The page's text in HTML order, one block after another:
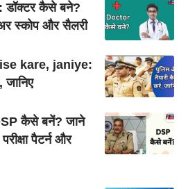
कैसे बने?
स्कोप और सैलरी
kare, janiye:
कैसे बनें? जाने
पैटर्न और